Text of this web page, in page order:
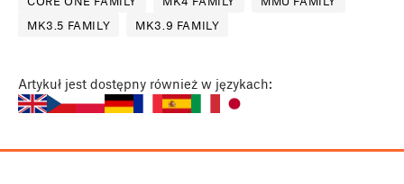
MK3.5 FAMILY
MK3.9 FAMILY
Artykuł jest dostępny również w językach: